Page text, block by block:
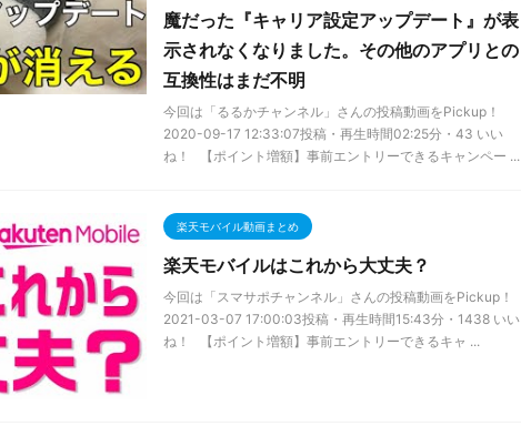
魔だった『キャリア設定アップデート』が表
示されなくなりました。その他のアプリとの
互換性はまだ不明
今回は「るるかチャンネル」さんの投稿動画をPickup！
2020-09-17 12:33:07投稿・再生時間02:25分・43 いい
ね！ 【ポイント増額】事前エントリーできるキャンペー ...
楽天モバイル動画まとめ
楽天モバイルはこれから大丈夫？
今回は「スマサポチャンネル」さんの投稿動画をPickup！
2021-03-07 17:00:03投稿・再生時間15:43分・1438 いい
ね！ 【ポイント増額】事前エントリーできるキャ ...